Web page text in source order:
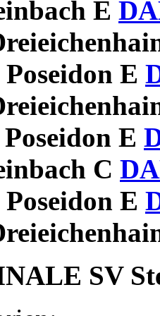
E
E
E
C
E
SV